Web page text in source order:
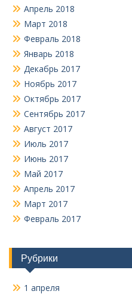
Апрель 2018
Март 2018
Февраль 2018
Январь 2018
Декабрь 2017
Ноябрь 2017
Октябрь 2017
Сентябрь 2017
Август 2017
Июль 2017
Июнь 2017
Май 2017
Апрель 2017
Март 2017
Февраль 2017
Рубрики
1 апреля